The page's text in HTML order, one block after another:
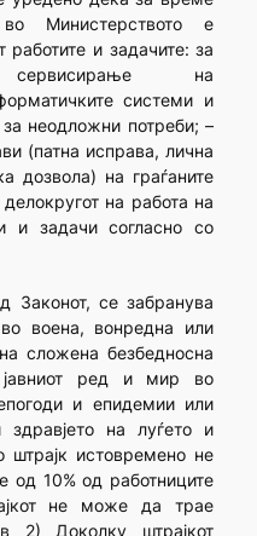
Министерството е
и задачите: за
на
системи и
неодложни потреби; –
(патна исправа, лична
дозвола) на граѓаните
на работа на
и задачи согласно со
Законот, се забранува
воена, вонредна или
сложена безбедносна
јавниот ред и мир во
и епидемии или
на луѓето и
истовремено не
од 10% од работниците
не може да трае
2) Доколку штрајкот